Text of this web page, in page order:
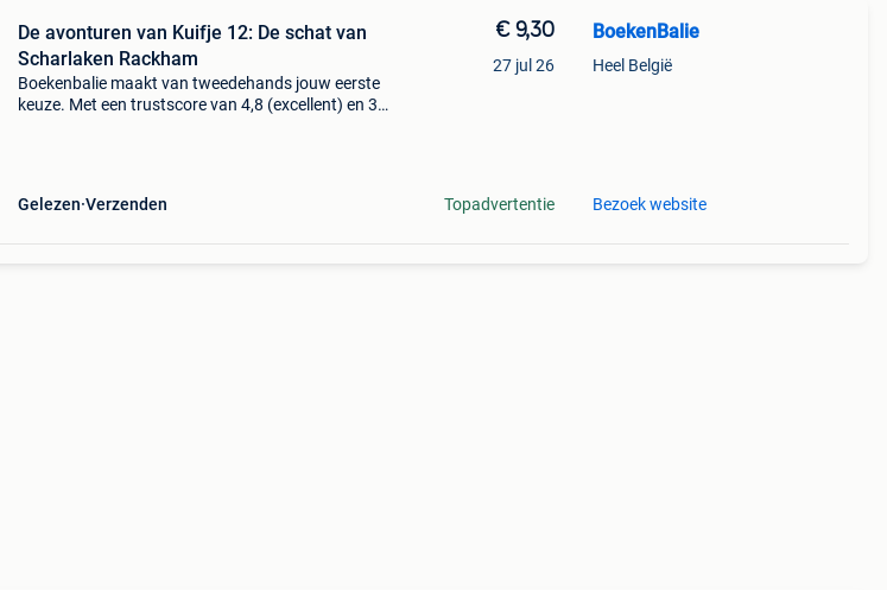
De avonturen van Kuifje 12: De schat van
Scharlaken Rackham
Boekenbalie maakt van tweedehands jouw eerste
keuze. Met een trustscore van 4,8 (excellent) en 30
Gelezen Verzenden
€ 9,30
27 jul 26
Topadvertentie
BoekenBalie
Heel België
Bezoek website